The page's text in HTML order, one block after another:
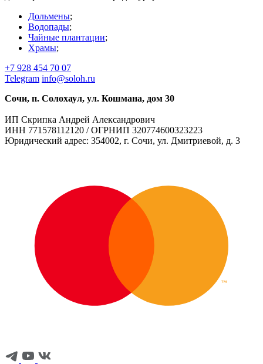
Дольмены;
Водопады;
Чайные плантации;
Храмы;
+7 928 454 70 07
Telegram info@soloh.ru
Сочи, п. Солохаул, ул. Кошмана, дом 30
ИП Скрипка Андрей Александрович
ИНН 771578112120 / ОГРНИП 320774600323223
Юридический адрес: 354002, г. Сочи, ул. Дмитриевой, д. 3